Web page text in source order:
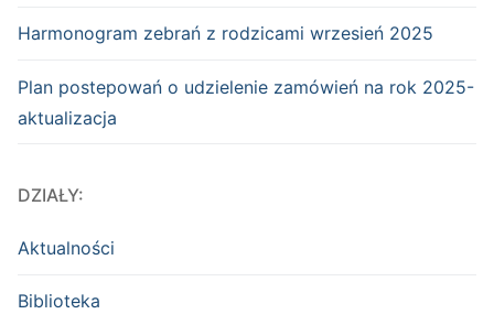
Harmonogram zebrań z rodzicami wrzesień 2025
Plan postepowań o udzielenie zamówień na rok 2025-
aktualizacja
DZIAŁY:
Aktualności
Biblioteka